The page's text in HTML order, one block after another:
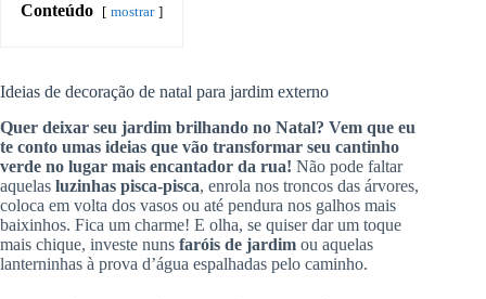
Conteúdo mostrar
Ideias de decoração de natal para jardim externo
Quer deixar seu jardim brilhando no Natal? Vem que eu
te conto umas ideias que vão transformar seu cantinho
verde no lugar mais encantador da rua! Não pode faltar
aquelas luzinhas pisca-pisca, enrola nos troncos das árvores,
coloca em volta dos vasos ou até pendura nos galhos mais
baixinhos. Fica um charme! E olha, se quiser dar um toque
mais chique, investe nuns faróis de jardim ou aquelas
lanterninhas à prova d’água espalhadas pelo caminho.